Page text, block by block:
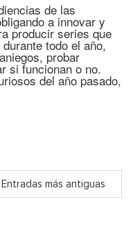
de las
a innovar y
producir series que
todo el año,
probar
si funcionan o no.
del año pasado,
Entradas más antiguas